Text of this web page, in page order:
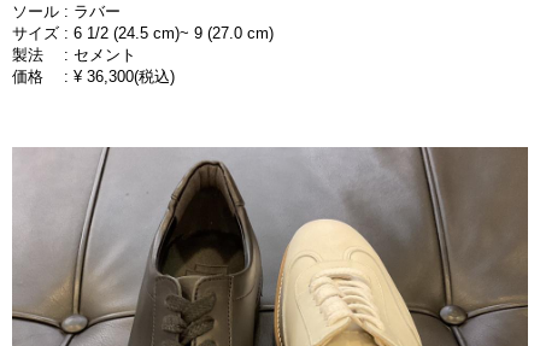
ソール : ラバー
サイズ : 6 1/2 (24.5 cm)~ 9 (27.0 cm)
製法 : セメント
価格 : ¥ 36,300(税込)